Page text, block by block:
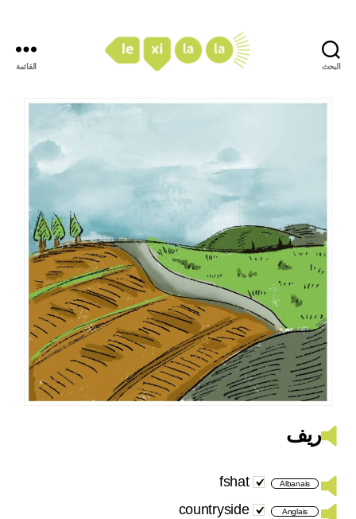
البحث القائمة
ريف
Albanais
fshat
Anglais
countryside